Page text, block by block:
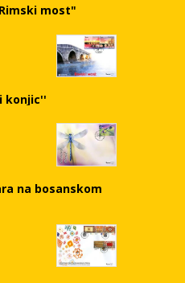
Rimski most"
konjic''
na bosanskom